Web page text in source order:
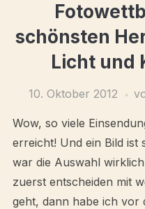
schönsten
Licht und
10. Oktober 2012
Wow, so viele
erreicht! Und ein Bild ist
war die Auswahl
zuerst entscheiden mit
geht, dann habe ich vor